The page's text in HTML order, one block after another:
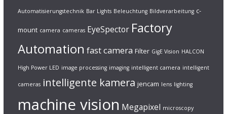
Automatisierungstechnik Bar Lights Beleuchtung Bildverarbeitung c-
mount camera cameras EyeSpector Factory
Automation fast camera Filter GigE Vision HALCON
High Power LED image processing imaging intelligent camera intelligent
cameras intelligente kamera jencam lens lighting
machine vision Megapixel microscopy